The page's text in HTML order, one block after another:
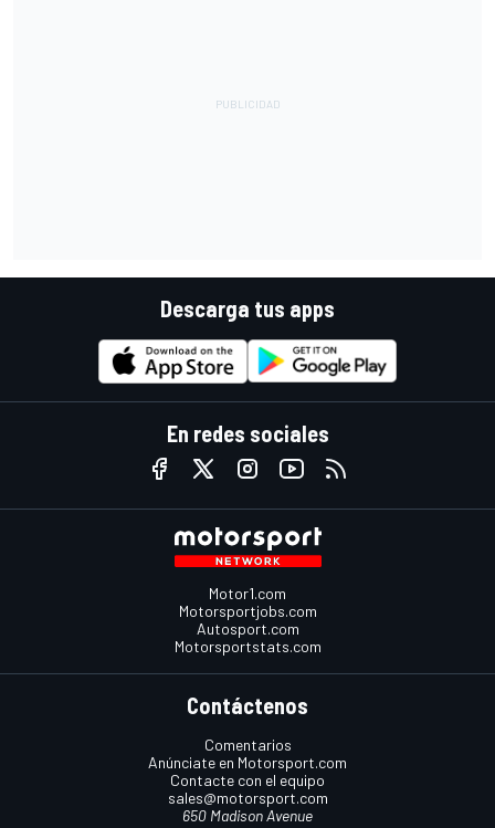
Descarga tus apps
En redes sociales
Motor1.com
Motorsportjobs.com
Autosport.com
Motorsportstats.com
Contáctenos
Comentarios
Anúnciate en Motorsport.com
Contacte con el equipo
sales@motorsport.com
650 Madison Avenue